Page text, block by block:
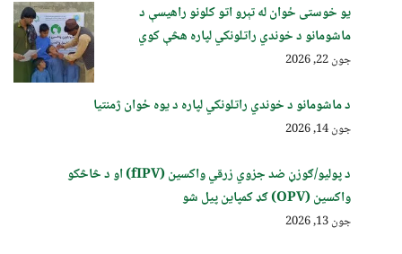
یو خوستی ځوان له تېرو اتو کلونو راهیسې د
ماشومانو د خوندي راتلونکي لپاره هڅې کوي
جون 22, 2026
د ماشومانو د خوندي راتلونکي لپاره د یوه ځوان ژمنتیا
جون 14, 2026
د پولیو/ګوزڼ ضد جزوي زرقي واکسین (fIPV) او د څاڅکو
واکسین (OPV) ګډ کمپاین پيل شو
جون 13, 2026